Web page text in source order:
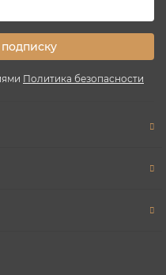
Политика безопасности